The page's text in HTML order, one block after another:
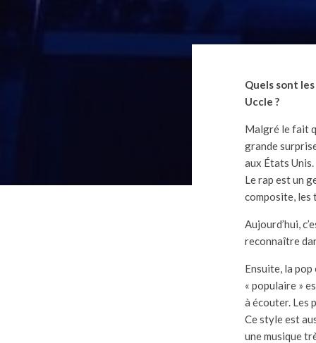
Quels sont
Uccle ?
Malgré le fait
grande
aux États Unis.
Le rap est un
composite, les
Aujourd’hui,
reconnaître
Ensuite, la pop
« populaire »
à écouter. Les
Ce style est
une musique